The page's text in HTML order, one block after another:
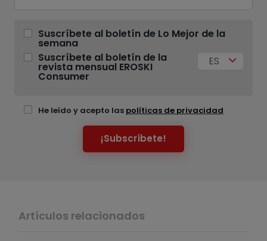
Suscríbete al boletín de Lo Mejor de la
semana
Suscríbete al boletín de la
revista mensual EROSKI
Consumer
ES
He leído y acepto las políticas de privacidad
¡Subscríbete!
Artículos relacionados